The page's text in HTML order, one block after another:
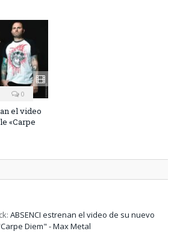
0
el video
«Carpe
ABSENCI estrenan el video de su nuevo
Diem" - Max Metal